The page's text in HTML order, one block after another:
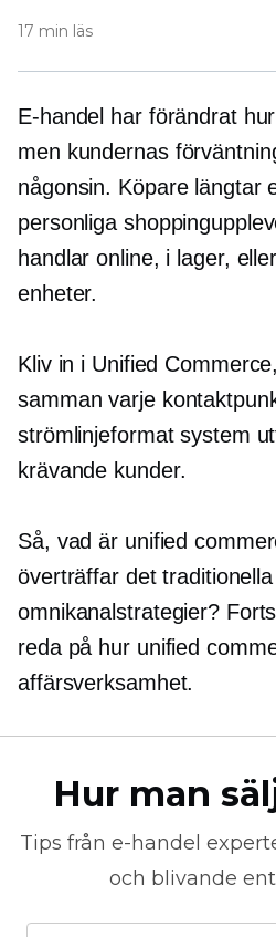
17 min läs
E-handel har förändrat
men kundernas
någonsin. Köpare längtar
personliga
handlar online, i lager,
enheter.
Kliv in i Unified
samman varje
strömlinjeformat system
krävande kunder.
Så, vad är unified
överträffar det traditionella
omnikanalstrategier?
reda på hur unified
affärsverksamhet.
Hur man
Tips från e-handel
och blivande